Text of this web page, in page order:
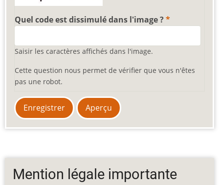
Quel code est dissimulé dans l'image ?
Saisir les caractères affichés dans l'image.
Cette question nous permet de vérifier que vous n'êtes
pas une robot.
Mention légale importante